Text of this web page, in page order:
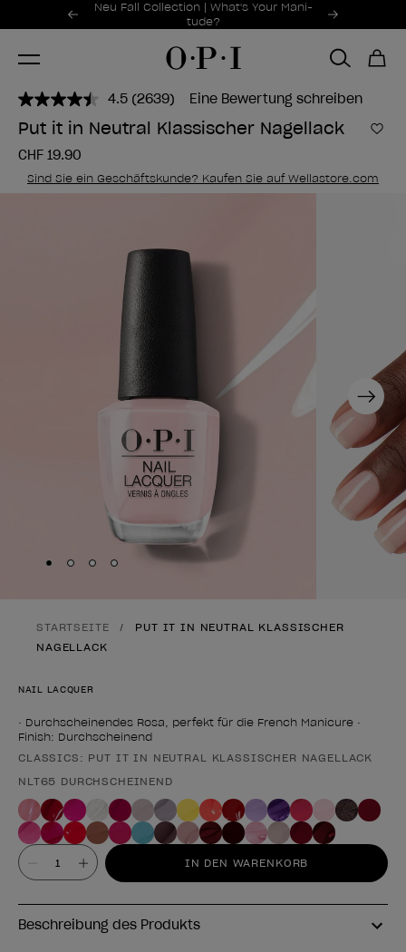
Sonderangebote
Neu Fall Collection | What's Your Mani-
tude?
Item 1 of 2
4.5 2639
Bewertungen
lesen..
gleichen
Seite.
(2639) Eine Bewertung schreiben
Put it in Neutral Klassischer Nagellack Zur
CHF 19.90
Sind Sie ein Geschäftskunde? Kaufen Sie auf Wellastore.com
Next
Skip to slide
Skip to slide
Skip to slide
Skip to slide
STARTSEITE
PUT IT IN NEUTRAL KLASSISCHER
NAGELLACK
NAIL LACQUER
• Durchscheinendes Rosa, perfekt für die French Manicure •
Finish: Durchscheinend
Form des Produkts
CLASSICS: PUT IT IN NEUTRAL KLASSISCHER NAGELLACK
NLT65 DURCHSCHEINEND
Wert IN DEN WARENKORB
Beschreibung des Produkts